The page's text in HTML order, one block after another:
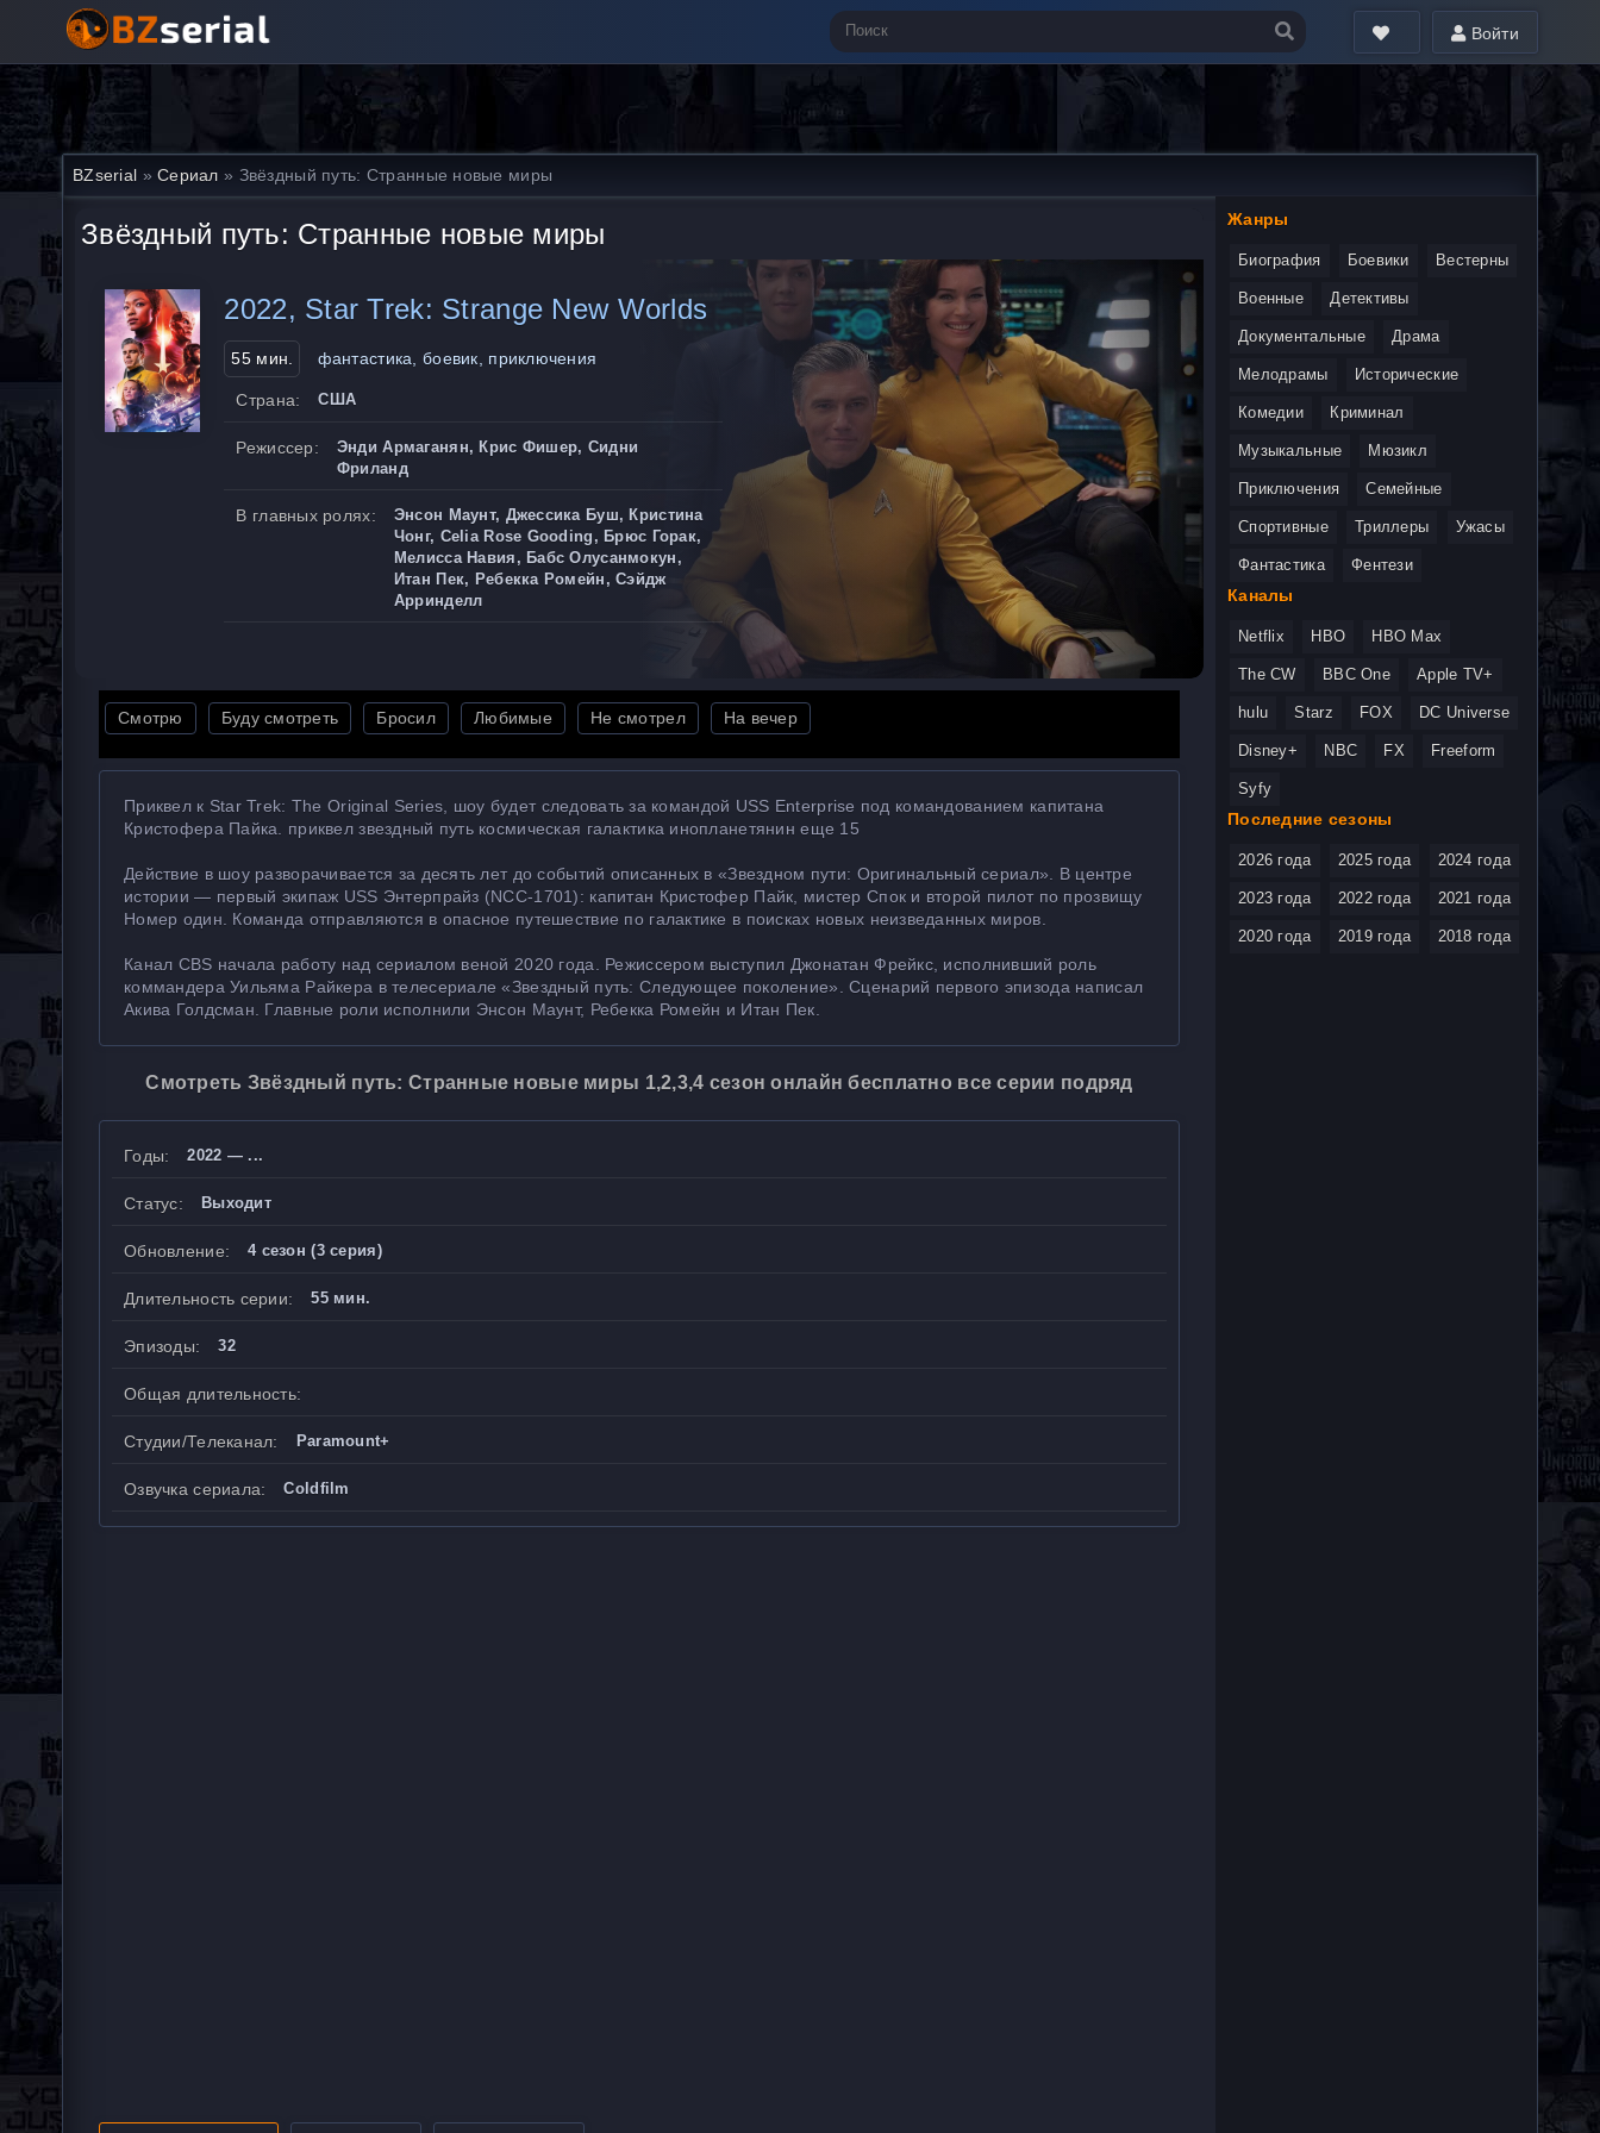
Войти
BZserial »Сериал » Звёздный путь: Странные новые миры
Звёздный путь: Странные новые миры
2022, Star Trek: Strange New Worlds
55 мин. фантастика, боевик, приключения
Страна: США
Режиссер:
Энди Армаганян, Крис Фишер, Сидни
Фриланд
В главных ролях:
Энсон Маунт, Джессика Буш, Кристина
Чонг, Celia Rose Gooding, Брюс Горак,
Мелисса Навия, Бабс Олусанмокун,
Итан Пек, Ребекка Ромейн, Сэйдж
Арринделл
Смотрю Буду смотреть Бросил Любимые Не смотрел На вечер
Приквел к Star Trek: The Original Series, шоу будет следовать за командой USS Enterprise под командованием капитана
Кристофера Пайка. приквел звездный путь космическая галактика инопланетянин еще 15
Действие в шоу разворачивается за десять лет до событий описанных в «Звездном пути: Оригинальный сериал». В центре
истории — первый экипаж USS Энтерпрайз (NCC-1701): капитан Кристофер Пайк, мистер Спок и второй пилот по прозвищу
Номер один. Команда отправляются в опасное путешествие по галактике в поисках новых неизведанных миров.
Канал CBS начала работу над сериалом веной 2020 года. Режиссером выступил Джонатан Фрейкс, исполнивший роль
коммандера Уильяма Райкера в телесериале «Звездный путь: Следующее поколение». Сценарий первого эпизода написал
Акива Голдсман. Главные роли исполнили Энсон Маунт, Ребекка Ромейн и Итан Пек.
Смотреть Звёздный путь: Странные новые миры 1,2,3,4 сезон онлайн бесплатно все серии подряд
Годы: 2022 — ...
Статус: Выходит
Обновление: 4 сезон (3 серия)
Длительность серии: 55 мин.
Эпизоды: 32
Общая длительность:
Студии/Телеканал: Paramount+
Озвучка сериала: Coldfilm
Жанры
Биография Боевики Вестерны
Военные Детективы
Документальные Драма
Мелодрамы Исторические
Комедии Криминал
Музыкальные Мюзикл
Приключения Семейные
Спортивные Триллеры Ужасы
Фантастика Фентези
Каналы
Netflix HBO HBO Max
The CW BBC One Apple TV+
hulu Starz FOX DC Universe
Disney+ NBC FX Freeform
Syfy
Последние сезоны
2026 года 2025 года 2024 года
2023 года 2022 года 2021 года
2020 года 2019 года 2018 года